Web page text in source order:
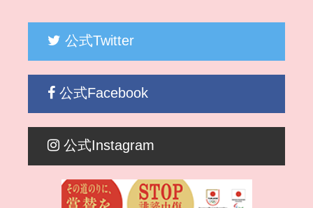
公式Twitter
公式Facebook
公式Instagram